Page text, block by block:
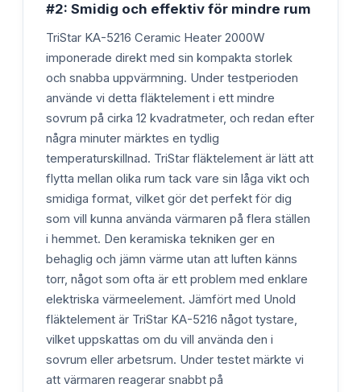
#2: Smidig och effektiv för mindre rum
TriStar KA-5216 Ceramic Heater 2000W
imponerade direkt med sin kompakta storlek
och snabba uppvärmning. Under testperioden
använde vi detta fläktelement i ett mindre
sovrum på cirka 12 kvadratmeter, och redan efter
några minuter märktes en tydlig
temperaturskillnad. TriStar fläktelement är lätt att
flytta mellan olika rum tack vare sin låga vikt och
smidiga format, vilket gör det perfekt för dig
som vill kunna använda värmaren på flera ställen
i hemmet. Den keramiska tekniken ger en
behaglig och jämn värme utan att luften känns
torr, något som ofta är ett problem med enklare
elektriska värmeelement. Jämfört med Unold
fläktelement är TriStar KA-5216 något tystare,
vilket uppskattas om du vill använda den i
sovrum eller arbetsrum. Under testet märkte vi
att värmaren reagerar snabbt på